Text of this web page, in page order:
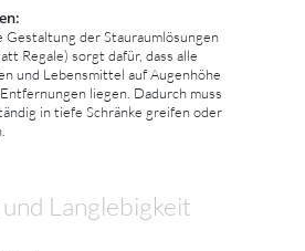
Gestaltung der Stauraumlösungen
Regale) sorgt dafür, dass alle
und Lebensmittel auf Augenhöhe
liegen. Dadurch muss
in tiefe Schränke greifen oder
Langlebigkeit